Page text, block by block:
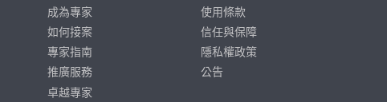
成為專家
如何接案
專家指南
推廣服務
卓越專家
使用條款
信任與保障
隱私權政策
公告